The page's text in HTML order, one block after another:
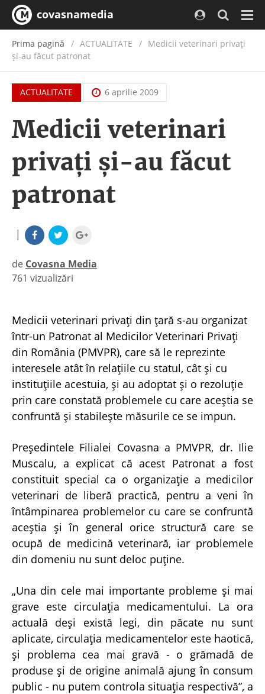
covasnamedia
Prima pagină ACTUALITATE / Medicii veterinari privaţi
şi-au făcut patronat
ACTUALITATE 6 aprilie 2009
Medicii veterinari
privaţi şi-au făcut
patronat
|
de Covasna Media
|
761 vizualizări
Medicii veterinari privaţi din ţară s-au organizat
într-un Patronat al Medicilor Veterinari Privaţi
din România (PMVPR), care să le reprezinte
interesele atât în relaţiile cu statul, cât şi cu
instituţiile acestuia, şi au adoptat şi o rezoluţie
prin care constată problemele cu care aceştia se
confruntă şi stabileşte măsurile ce se impun.
Preşedintele Filialei Covasna a PMVPR, dr. Ilie
Muscalu, a explicat că acest Patronat a fost
constituit special ca o organizaţie a medicilor
veterinari de liberă practică, pentru a veni în
întâmpinarea problemelor cu care se confruntă
aceştia şi în general orice structură care se
ocupă de medicină veterinară, iar problemele
din domeniu nu sunt deloc puţine.
„Una din cele mai importante probleme şi mai
grave este circulaţia medicamentului. La ora
actuală deşi există legi, din păcate nu sunt
aplicate, circulaţia medicamentelor este haotică,
şi problema cea mai gravă - o grămadă de
produse şi de origine animală ajung în consum
public - nu putem controla situaţia respectivă”, a